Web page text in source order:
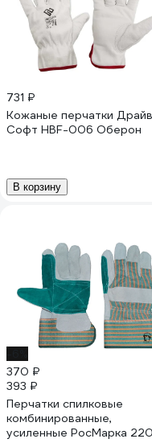
731 ₽
Кожаные перчатки
Софт HBF-006 Оберон
В корзину
370 ₽
393 ₽
Перчатки спилковые
комбинированные,
усиленные РосМарка